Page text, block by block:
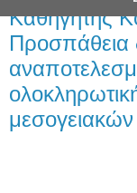
Καθηγητής
Προσπάθεια